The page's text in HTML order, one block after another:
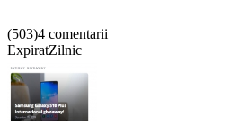
(503)4 comentarii
ExpiratZilnic